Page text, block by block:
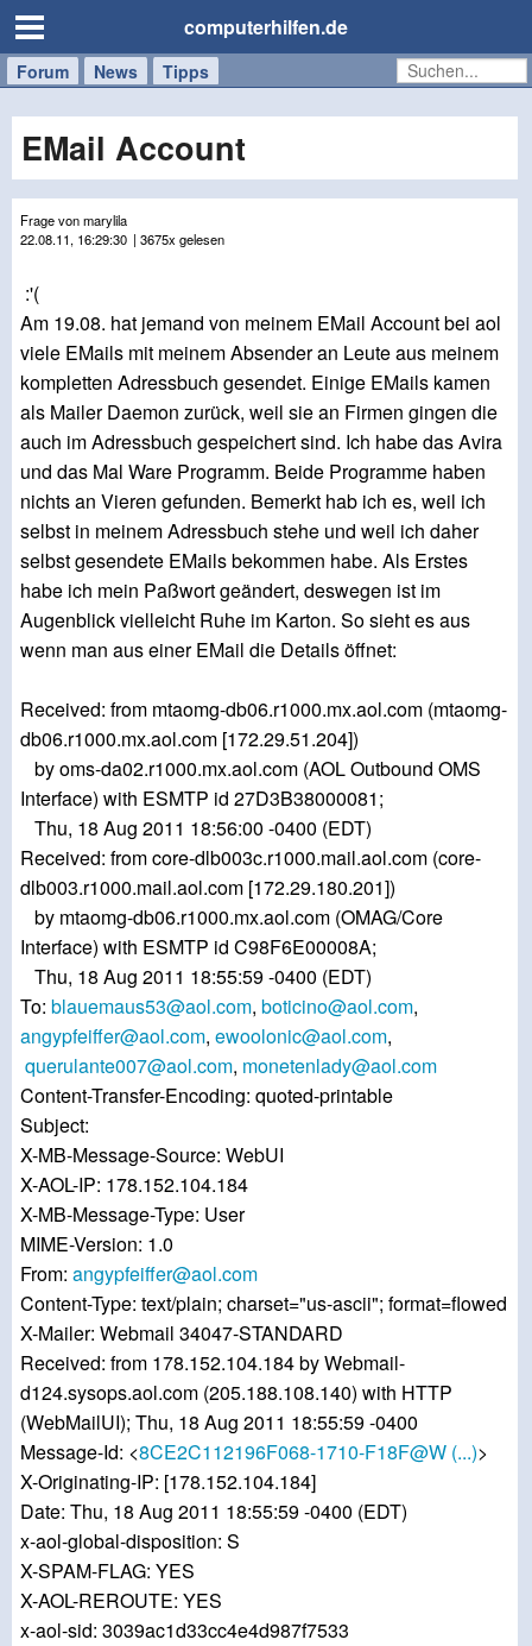
computerhilfen.de
Forum News Tipps
Handy
Tablet
Windows
Mac
EMail Account
Frage von marylila
22.08.11, 16:29:30 | 3675x gelesen
:'(
Am 19.08. hat jemand von meinem EMail Account bei aol
viele EMails mit meinem Absender an Leute aus meinem
kompletten Adressbuch gesendet. Einige EMails kamen
als Mailer Daemon zurück, weil sie an Firmen gingen die
auch im Adressbuch gespeichert sind. Ich habe das Avira
und das Mal Ware Programm. Beide Programme haben
nichts an Vieren gefunden. Bemerkt hab ich es, weil ich
selbst in meinem Adressbuch stehe und weil ich daher
selbst gesendete EMails bekommen habe. Als Erstes
habe ich mein Paßwort geändert, deswegen ist im
Augenblick vielleicht Ruhe im Karton. So sieht es aus
wenn man aus einer EMail die Details öffnet:
Received: from mtaomg-db06.r1000.mx.aol.com (mtaomg-
db06.r1000.mx.aol.com [172.29.51.204])
by oms-da02.r1000.mx.aol.com (AOL Outbound OMS
Interface) with ESMTP id 27D3B38000081;
Thu, 18 Aug 2011 18:56:00 -0400 (EDT)
Received: from core-dlb003c.r1000.mail.aol.com (core-
dlb003.r1000.mail.aol.com [172.29.180.201])
by mtaomg-db06.r1000.mx.aol.com (OMAG/Core
Interface) with ESMTP id C98F6E00008A;
Thu, 18 Aug 2011 18:55:59 -0400 (EDT)
To: blauemaus53@aol.com, boticino@aol.com,
angypfeiffer@aol.com, ewoolonic@aol.com,
querulante007@aol.com, monetenlady@aol.com
Content-Transfer-Encoding: quoted-printable
Subject:
X-MB-Message-Source: WebUI
X-AOL-IP: 178.152.104.184
X-MB-Message-Type: User
MIME-Version: 1.0
From: angypfeiffer@aol.com
Content-Type: text/plain; charset="us-ascii"; format=flowed
X-Mailer: Webmail 34047-STANDARD
Received: from 178.152.104.184 by Webmail-
d124.sysops.aol.com (205.188.108.140) with HTTP
(WebMailUI); Thu, 18 Aug 2011 18:55:59 -0400
Message-Id: <8CE2C112196F068-1710-F18F@W (...)>
X-Originating-IP: [178.152.104.184]
Date: Thu, 18 Aug 2011 18:55:59 -0400 (EDT)
x-aol-global-disposition: S
X-SPAM-FLAG: YES
X-AOL-REROUTE: YES
x-aol-sid: 3039ac1d33cc4e4d987f7533